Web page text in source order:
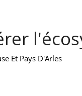
Et Pays D'Arles